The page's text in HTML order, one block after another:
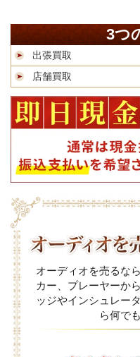
3つ
出張買取
店舗買取
オーディオを売るな
カー、プレーヤーか
ッジやインシュレー
ら何で